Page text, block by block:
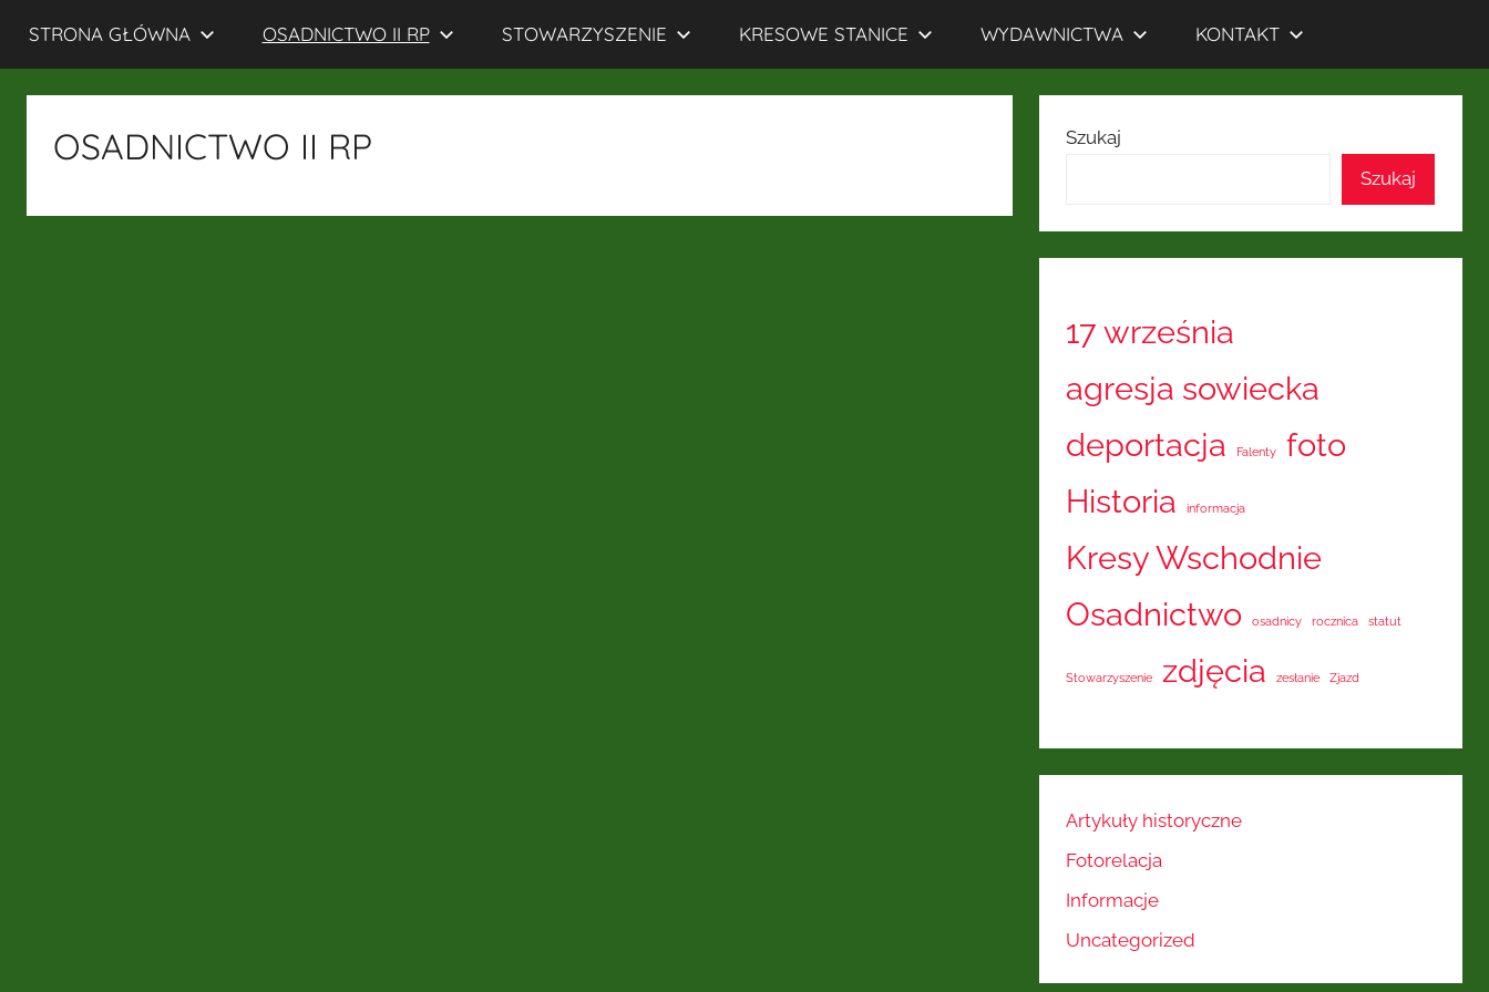
Rodzin
Wojskowych
STRONA GŁÓWNA OSADNICTWO II RP STOWARZYSZENIE KRESOWE STANICE WYDAWNICTWA KONTAKT
OSADNICTWO II RP
Szukaj
Szukaj
17 września
agresja sowiecka
deportacja
Falenty
foto
Historia
informacja
Kresy Wschodnie
Osadnictwo
osadnicy rocznica statut
Stowarzyszenie zdjęcia zesłanie Zjazd
Artykuły historyczne
Fotorelacja
Informacje
Uncategorized